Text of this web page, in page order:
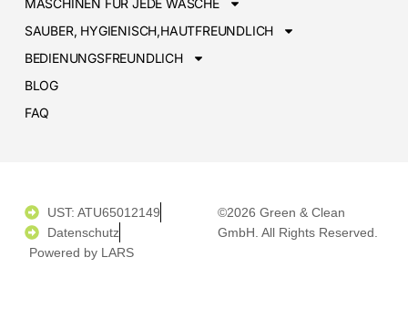
SAUBER, HYGIENISCH,HAUTFREUNDLICH
BEDIENUNGSFREUNDLICH
BLOG
FAQ
UST: ATU65012149
Datenschutz
Powered by LARS
©2026 Green & Clean
GmbH. All Rights Reserved.